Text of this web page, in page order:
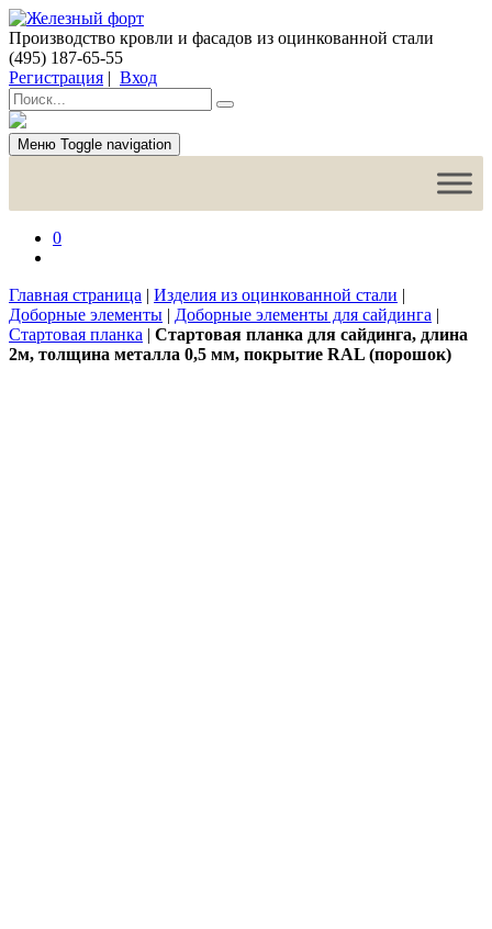
Производство кровли и фасадов из оцинкованной стали
(495) 187-65-55
Регистрация | Вход
Меню Toggle navigation
0
Главная страница | Изделия из оцинкованной стали |
Доборные элементы | Доборные элементы для сайдинга |
Стартовая планка | Стартовая планка для сайдинга, длина
2м, толщина металла 0,5 мм, покрытие RAL (порошок)